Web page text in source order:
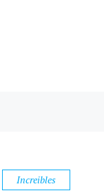
Increibles